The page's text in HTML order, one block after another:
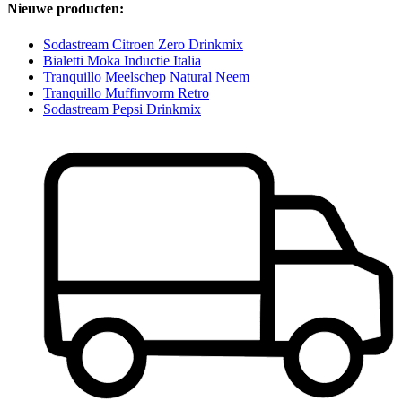
Nieuwe producten:
Sodastream Citroen Zero Drinkmix
Bialetti Moka Inductie Italia
Tranquillo Meelschep Natural Neem
Tranquillo Muffinvorm Retro
Sodastream Pepsi Drinkmix